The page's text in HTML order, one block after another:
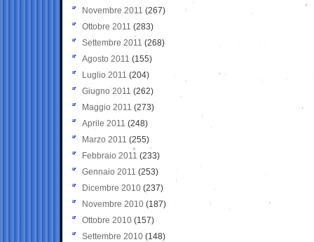
Novembre 2011 (267)
Ottobre 2011 (283)
Settembre 2011 (268)
Agosto 2011 (155)
Luglio 2011 (204)
Giugno 2011 (262)
Maggio 2011 (273)
Aprile 2011 (248)
Marzo 2011 (255)
Febbraio 2011 (233)
Gennaio 2011 (253)
Dicembre 2010 (237)
Novembre 2010 (187)
Ottobre 2010 (157)
Settembre 2010 (148)